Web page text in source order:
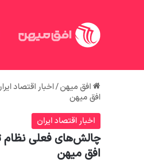
افق میهن/اخبار اقتصاد
افق میهن
اخبار اقتصاد ایران
چالش‌های فعلی نظام
افق میهن